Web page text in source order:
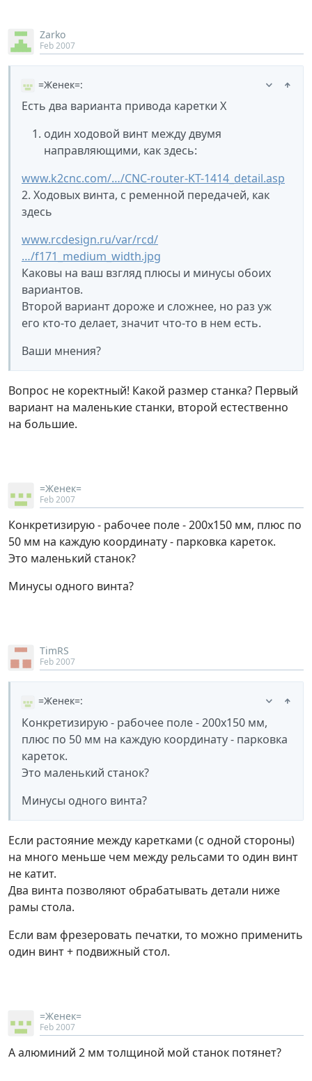
Zarko
Feb 2007
=Женек=:
Есть два варианта привода каретки X
один ходовой винт между двумя
направляющими, как здесь:
www.k2cnc.com/…/CNC-router-KT-1414_detail.asp
2. Ходовых винта, с ременной передачей, как
здесь
www.rcdesign.ru/var/rcd/
…/f171_medium_width.jpg
Каковы на ваш взгляд плюсы и минусы обоих
вариантов.
Второй вариант дороже и сложнее, но раз уж
его кто-то делает, значит что-то в нем есть.
Ваши мнения?
Вопрос не коректный! Какой размер станка? Первый
вариант на маленькие станки, второй естественно
на большие.
=Женек=
Feb 2007
Конкретизирую - рабочее поле - 200х150 мм, плюс по
50 мм на каждую координату - парковка кареток.
Это маленький станок?
Минусы одного винта?
TimRS
Feb 2007
=Женек=:
Конкретизирую - рабочее поле - 200х150 мм,
плюс по 50 мм на каждую координату - парковка
кареток.
Это маленький станок?
Минусы одного винта?
Если растояние между каретками (с одной стороны)
на много меньше чем между рельсами то один винт
не катит.
Два винта позволяют обрабатывать детали ниже
рамы стола.
Если вам фрезеровать печатки, то можно применить
один винт + подвижный стол.
=Женек=
Feb 2007
А алюминий 2 мм толщиной мой станок потянет?